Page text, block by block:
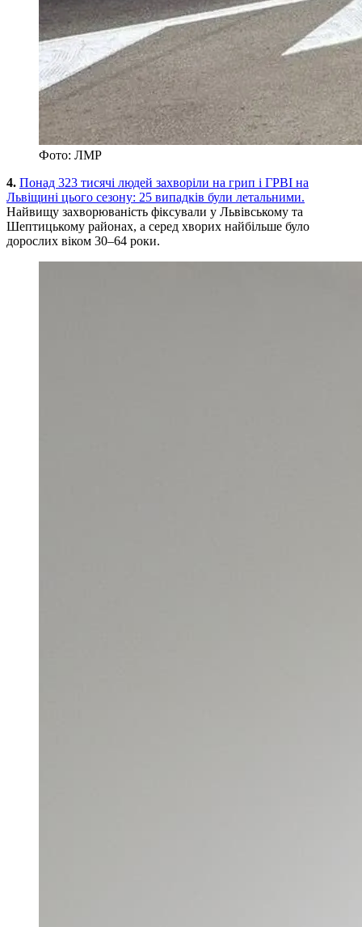
Фото: ЛМР
4. Понад 323 тисячі людей захворіли на грип і ГРВІ на
Львіщині цього сезону: 25 випадків були летальними.
Найвищу захворюваність фіксували у Львівському та
Шептицькому районах, а серед хворих найбільше було
дорослих віком 30–64 роки.